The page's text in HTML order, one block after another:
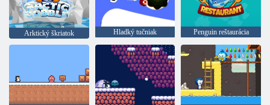
Arktický škriatok Hladký tučniak Penguin reštaurácia